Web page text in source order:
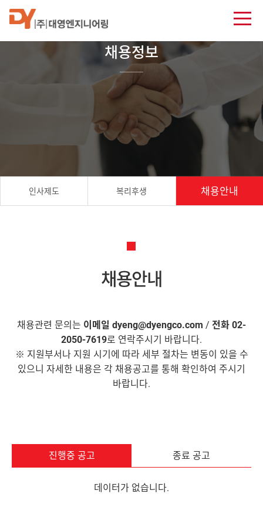
인사제도 복리후생 채용안내
채용정보
채용안내
채용관련 문의는 이메일 dyeng@dyengco.com / 전화 02-
2050-7619로 연락주시기 바랍니다.
※ 지원부서나 지원 시기에 따라 세부 절차는 변동이 있을 수
있으니 자세한 내용은 각 채용공고를 통해 확인하여 주시기
바랍니다.
진행중 공고 종료 공고
데이터가 없습니다.